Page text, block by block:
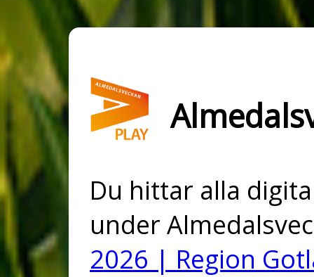
Du hittar alla
under
2026 | Region